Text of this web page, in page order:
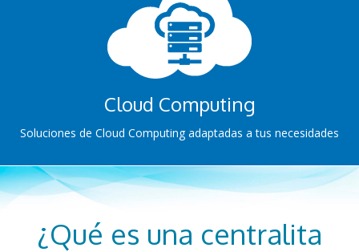
Cloud Computing
Soluciones de Cloud Computing adaptadas a tus necesidades
¿Qué es una centralita